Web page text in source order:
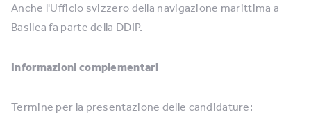
Anche l'Ufficio svizzero della navigazione marittima a
Basilea fa parte della DDIP.
Informazioni complementari
Termine per la presentazione delle candidature: